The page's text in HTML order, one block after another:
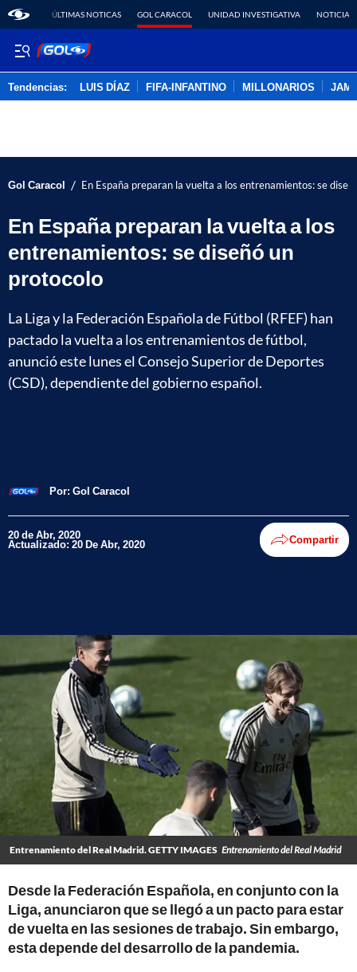
ÚLTIMAS NOTICAS GOL CARACOL UNIDAD INVESTIGATIVA NOTICIAS
Tendencias: LUIS DÍAZ FIFA-INFANTINO MILLONARIOS
Gol Caracol / En España preparan la vuelta a los entrenamientos: se
En España preparan la vuelta a los
entrenamientos: se diseñó un
protocolo
La Liga y la Federación Española de Fútbol (RFEF) han
pactado la vuelta a los entrenamientos de fútbol,
anunció este lunes el Consejo Superior de Deportes
(CSD), dependiente del gobierno español.
Por: Gol Caracol
20 de Abr, 2020
Actualizado: 20 De Abr, 2020 Compartir
Entrenamiento del Real Madrid. GETTY IMAGES Entrenamiento del Real Madrid
Desde la Federación Española, en conjunto con la
Liga, anunciaron que se llegó a un pacto para estar
de vuelta en las sesiones de trabajo. Sin embargo,
esta depende del desarrollo de la pandemia.